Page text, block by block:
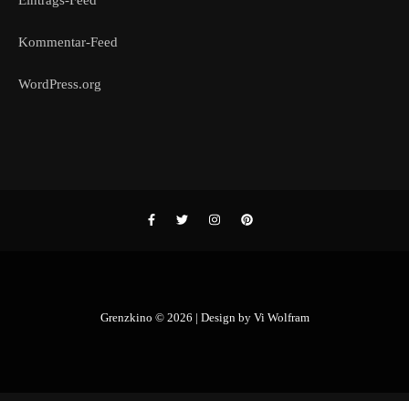
Kommentar-Feed
WordPress.org
Grenzkino © 2026 | Design by Vi Wolfram